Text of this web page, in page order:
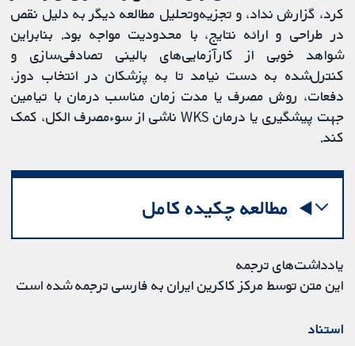
کرد، گزارش نداد، و تجزیه‌و‌تحلیل مطالعه دیگر به دلیل نقص
در طراحی و ارائه نتایج، با محدودیت مواجه بود. بنابراین
شواهد خوبی از کارآزمایی‌های بالینی تصادفی‌سازی‌ و
کنترل‌شده به دست نیامد تا به پزشکان در انتخاب دوز،
دفعات، روش مصرف یا مدت زمان مناسب درمان با تیامین
جهت پیشگیری یا درمان WKS ناشی از سوء‌مصرف الکل، کمک
کند.
مطالعه چکیده کامل
یادداشت‌های ترجمه
این متن توسط مرکز کاکرین ایران به فارسی ترجمه شده است
استناد